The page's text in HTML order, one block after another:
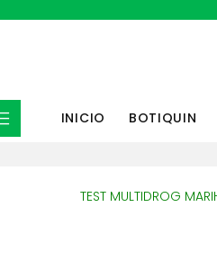
INICIO BOTIQUIN